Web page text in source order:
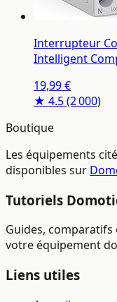
Interrupteur
Intelligent
19,99 €
★ 4.5(2 000)
Boutique
Les équipements
disponibles sur
Tutoriels
Guides,
votre équipement
Liens utiles